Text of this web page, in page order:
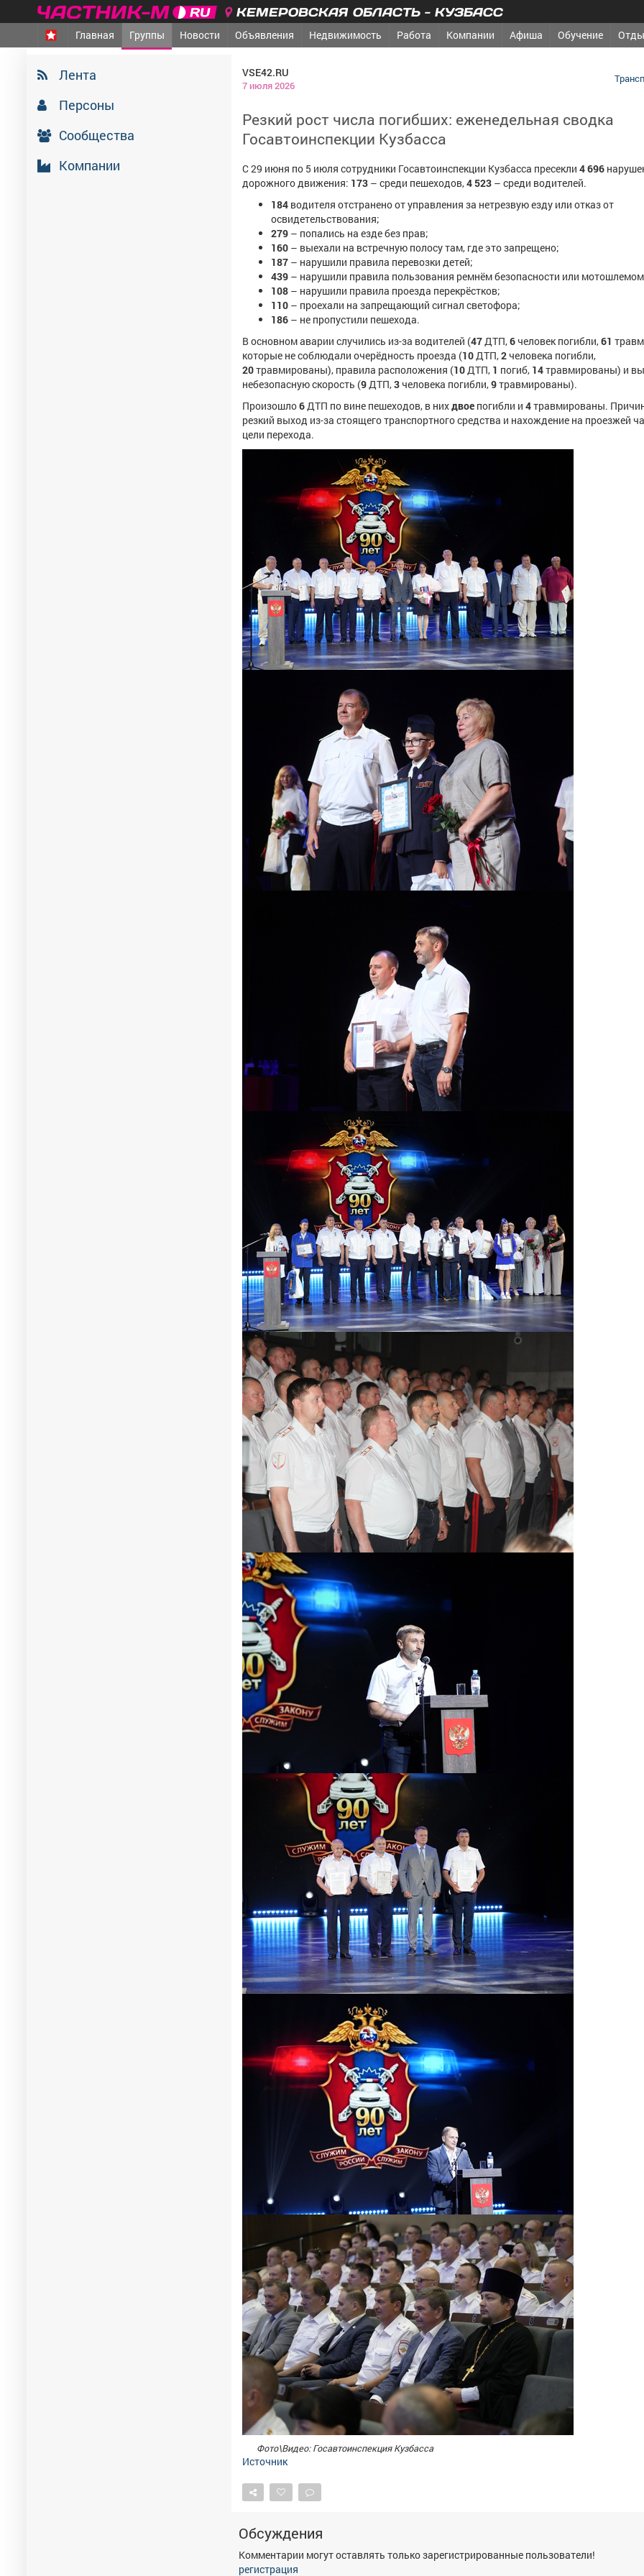
КЕМЕРОВСКАЯ ОБЛАСТЬ - КУЗБАСС
Главная Группы Новости Объявления Недвижимость Работа Компании Афиша Обучение
Лента
Персоны
Сообщества
Компании
VSE42.RU
7 июля 2026
Резкий рост числа погибших: еженедельная сводка
Госавтоинспекции Кузбасса
С 29 июня по 5 июля сотрудники Госавтоинспекции Кузбасса пресекли 4 696
дорожного движения: 173 – среди пешеходов,4 523 – среди водителей.
184 водителя отстранено от управления за нетрезвую езду или отказ от
освидетельствования;
279 – попались на езде без прав;
160 – выехали на встречную полосу там, где это запрещено;
187 – нарушили правила перевозки детей;
439 – нарушили правила пользования ремнём безопасности или
108 – нарушили правила проезда перекрёстков;
110 – проехали на запрещающий сигнал светофора;
186 – не пропустили пешехода.
В основном аварии случились из-за водителей (47ДТП,6человек погибли,61
которые не соблюдали очерёдность проезда (10ДТП,2человека погибли,
20травмированы), правила расположения (10ДТП, 1 погиб, 14травмированы) и
небезопасную скорость (9ДТП,3человека погибли,9травмированы).
Произошло6ДТП по вине пешеходов, в нихдвое погибли и 4травмированы.
резкий выход из-за стоящего транспортного средства и нахождение на проезжей
цели перехода.
Фото\Видео: Госавтоинспекция Кузбасса
Источник
Обсуждения
Комментарии могут оставлять только зарегистрированные пользователи!
регистрация